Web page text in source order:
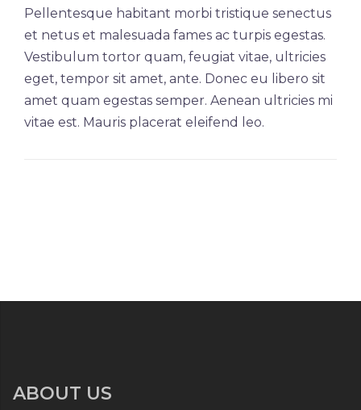
Pellentesque habitant morbi tristique senectus
et netus et malesuada fames ac turpis egestas.
Vestibulum tortor quam, feugiat vitae, ultricies
eget, tempor sit amet, ante. Donec eu libero sit
amet quam egestas semper. Aenean ultricies mi
vitae est. Mauris placerat eleifend leo.
ABOUT US